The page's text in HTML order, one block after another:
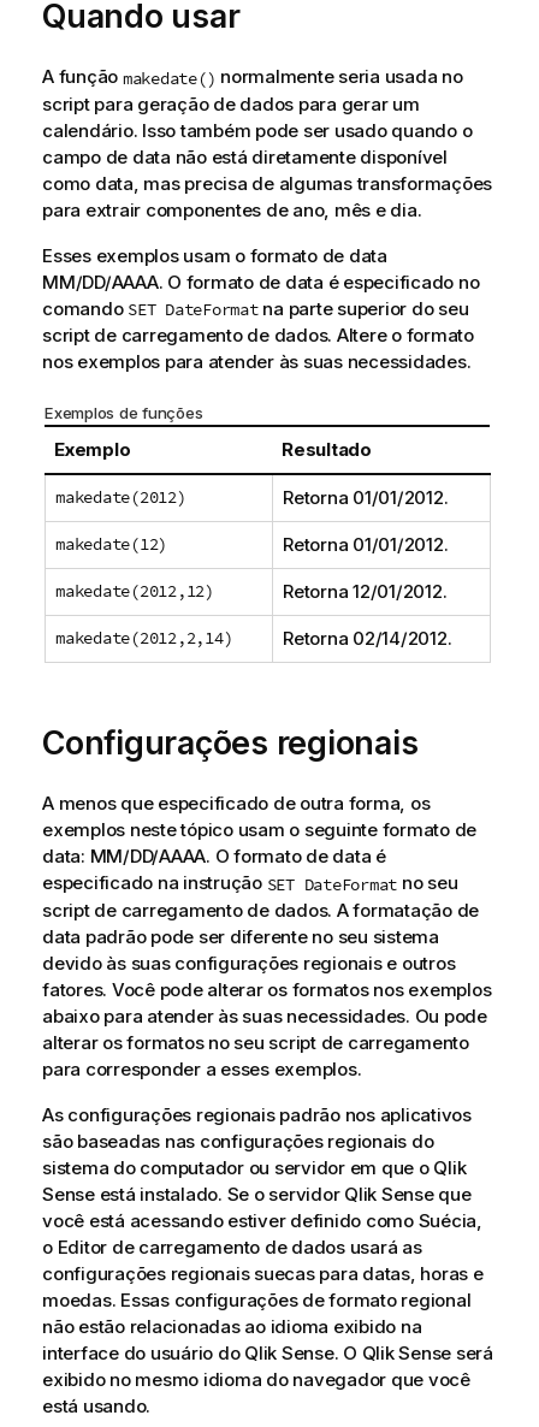
Quando usar
A função makedate() normalmente seria usada no
script para geração de dados para gerar um
calendário. Isso também pode ser usado quando o
campo de data não está diretamente disponível
como data, mas precisa de algumas transformações
para extrair componentes de ano, mês e dia.
Esses exemplos usam o formato de data
MM/DD/AAAA. O formato de data é especificado no
comando SET DateFormatna parte superior do seu
script de carregamento de dados. Altere o formato
nos exemplos para atender às suas necessidades.
Exemplos de funções
Exemplo Resultado
makedate(2012) Retorna 01/01/2012.
makedate(12) Retorna 01/01/2012.
makedate(2012,12) Retorna 12/01/2012.
makedate(2012,2,14) Retorna 02/14/2012.
Configurações regionais
A menos que especificado de outra forma, os
exemplos neste tópico usam o seguinte formato de
data: MM/DD/AAAA. O formato de data é
especificado na instrução SET DateFormat no seu
script de carregamento de dados. A formatação de
data padrão pode ser diferente no seu sistema
devido às suas configurações regionais e outros
fatores. Você pode alterar os formatos nos exemplos
abaixo para atender às suas necessidades. Ou pode
alterar os formatos no seu script de carregamento
para corresponder a esses exemplos.
As configurações regionais padrão nos aplicativos
são baseadas nas configurações regionais do
sistema do computador ou servidor em que o Qlik
Senseestá instalado. Se o servidor Qlik Senseque
você está acessando estiver definido como Suécia,
o Editor de carregamento de dados usará as
configurações regionais suecas para datas, horas e
moedas. Essas configurações de formato regional
não estão relacionadas ao idioma exibido na
interface do usuário do Qlik Sense. O Qlik Sense será
exibido no mesmo idioma do navegador que você
está usando.